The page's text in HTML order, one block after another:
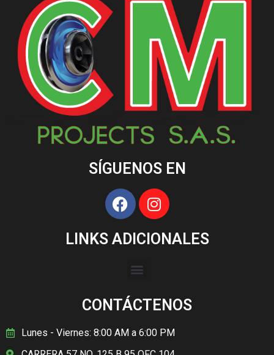
SÍGUENOS EN
LINKS ADICIONALES
CONTÁCTENOS
Lunes - Viernes: 8:00 AM a 6:00 PM